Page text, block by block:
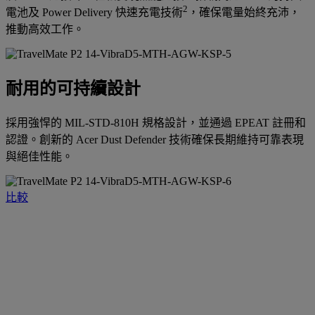
電池及 Power Delivery 快速充電技術2 ，確保電量始終充沛，
推動高效工作。
耐用的可持續設計
採用強悍的 MIL-STD-810H 規格設計，並通過 EPEAT 註冊和
認證。創新的 Acer Dust Defender 技術確保長期維持可靠表現
與絕佳性能。
比較